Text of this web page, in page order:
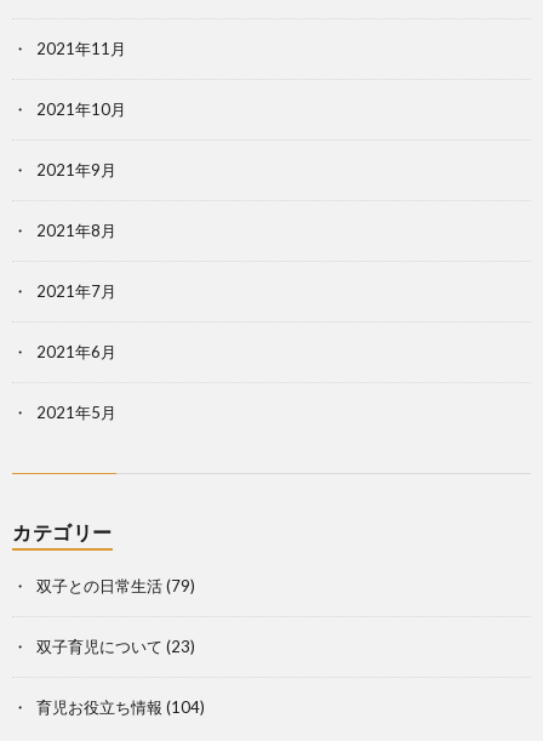
2021年11月
2021年10月
2021年9月
2021年8月
2021年7月
2021年6月
2021年5月
カテゴリー
双子との日常生活(79)
双子育児について (23)
育児お役立ち情報 (104)